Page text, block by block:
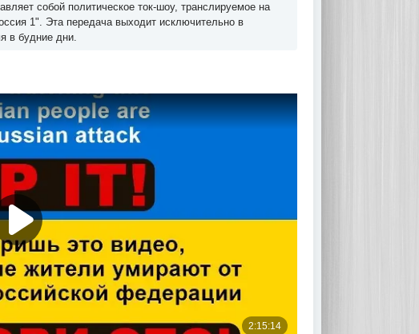
собой политическое ток-шоу, транслируемое на
1". Эта передача выходит исключительно в
в будние дни.